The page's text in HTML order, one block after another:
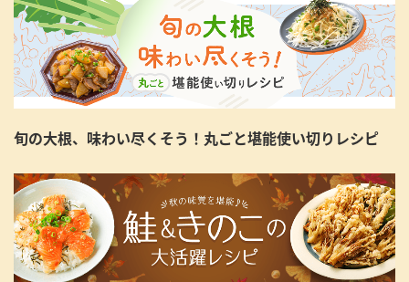
旬の大根、味わい尽くそう！丸ごと堪能使い切りレシピ